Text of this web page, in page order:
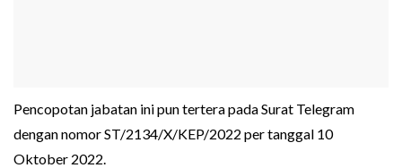
Pencopotan jabatan ini pun tertera pada Surat Telegram
dengan nomor ST/2134/X/KEP/2022 per tanggal 10
Oktober 2022.